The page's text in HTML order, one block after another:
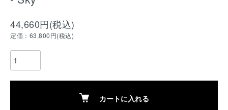
44,660円(税込)
定価：63,800円(税込)
カートに入れる